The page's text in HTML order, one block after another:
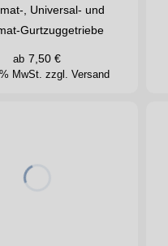
, Universal- und
Gurtzuggetriebe
MwSt. zzgl. Versand
ab 7,50 €